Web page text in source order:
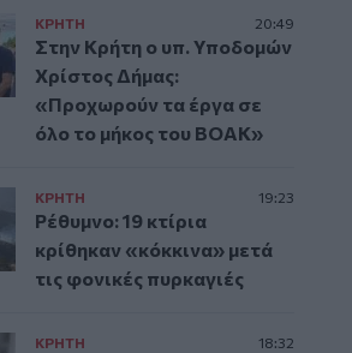
ΚΡΗΤΗ 20:49
Στην Κρήτη ο υπ. Υποδομών
Χρίστος Δήμας:
«Προχωρούν τα έργα σε
όλο το μήκος του ΒΟΑΚ»
ΚΡΗΤΗ 19:23
Ρέθυμνο: 19 κτίρια
κρίθηκαν «κόκκινα» μετά
τις φονικές πυρκαγιές
ΚΡΗΤΗ 18:32